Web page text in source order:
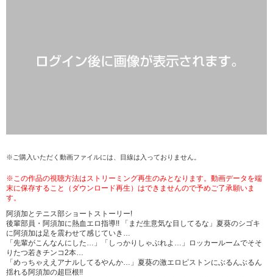
※ご購入いただく動画ファイルには、目線は入っておりません。
※この作品の視聴方法はストリーミング再生のみとなります。動画データを端
末に保存すること（ダウンロード再生）はできませんので予めご了承願いま
す。
阿須加とテニス部ショートストーリー!
後輩部員・阿須加に熱血エロ指導!! 「まだ生意気な目してるな」夏葵のシゴキ
に阿須加は足を震わせて感じていき…
「先輩がこんなんにした…」「しっかりしゃぶれよ…」ロッカールームでそそ
りたつ若きチンコ2本…
「めっちゃええアナルしてるやんか…」夏葵の激エロピストンにぶるんぶるん
揺れる阿須加の超巨根!!